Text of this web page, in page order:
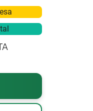
© (INV. 26254) SECRETARÍA